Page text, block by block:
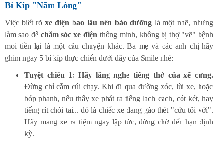
Bí Kíp "Nằm Lòng"
Việc biết rõxe điện bao lâu nên bảo dưỡnglà một nhẽ, nhưng
làm sao để chăm sóc xe điện thông minh, không bị thợ "vẽ" bệnh
moi tiền lại là một câu chuyện khác. Ba mẹ và các anh chị hãy
ghim ngay 5 bí kíp thực chiến dưới đây của Smile nhé:
Tuyệt chiêu 1: Hãy lắng nghe tiếng thở của xế cưng.
Đừng chỉ cắm cúi chạy. Khi đi qua đường xóc, lùi xe, hoặc
bóp phanh, nếu thấy xe phát ra tiếng lạch cạch, cót két, hay
tiếng rít chói tai... đó là chiếc xe đang gào thét "cứu tôi với".
Hãy mang xe ra tiệm ngay lập tức, đừng chờ đến hạn định
kỳ.